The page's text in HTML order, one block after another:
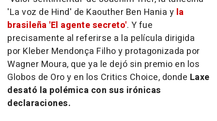
'La voz de Hind' de Kaouther Ben Hania y la
brasileña 'El agente secreto'. Y fue
precisamente al referirse a la película dirigida
por Kleber Mendonça Filho y protagonizada por
Wagner Moura, que ya le dejó sin premio en los
Globos de Oro y en los Critics Choice, donde Laxe
desató la polémica con sus irónicas
declaraciones.